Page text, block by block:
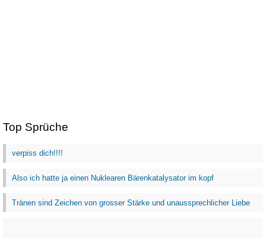
Top Sprüche
verpiss dich!!!!
Also ich hatte ja einen Nuklearen Bärenkatalysator im kopf
Tränen sind Zeichen von grosser Stärke und unaussprechlicher Liebe